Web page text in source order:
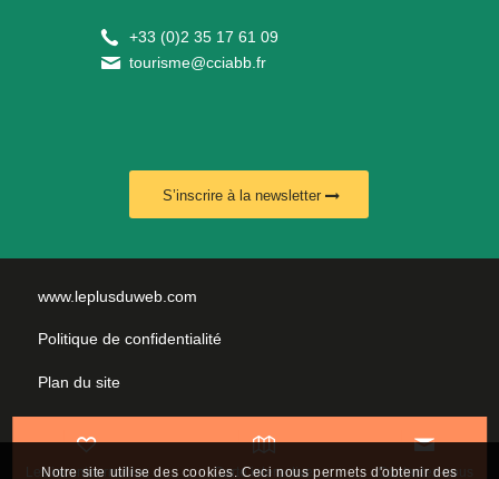
Les incontournables Carte interactive Contactez-nous
+33 (0)2 35 17 61 09
tourisme@cciabb.fr
S’inscrire à la newsletter
www.leplusduweb.com
Politique de confidentialité
Plan du site
Nous contacter
Notre site utilise des cookies. Ceci nous permets d'obtenir des